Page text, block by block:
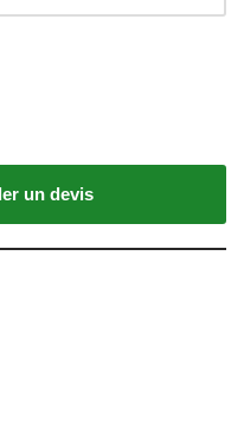
au panier